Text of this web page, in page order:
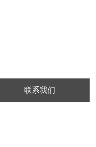
联系我们